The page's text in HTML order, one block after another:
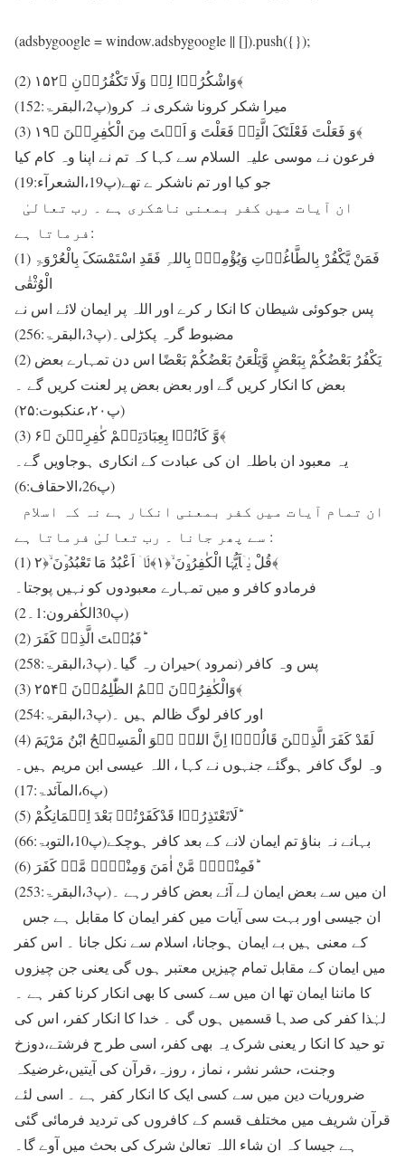
(adsbygoogle = window.adsbygoogle || []).push({});
(2) وَاشْکُرُوۡا لِیۡ وَلَا تَکْفُرُوۡنِ ﴿۱۵۲﴾
میرا شکر کرونا شکری نہ کرو(پ2،البقرۃ:152)
(3) وَ فَعَلْتَ فَعْلَتَکَ الَّتِیۡ فَعَلْتَ وَ اَنۡتَ مِنَ الْکٰفِرِیۡنَ ﴿۱۹﴾
فرعون نے موسی علیہ السلام سے کہا کہ تم نے اپنا وہ کام کیا
جو کیا اور تم ناشکر ے تھے(پ19،الشعرآء:19)
فرماتا ہے:
(1) فَمَنْ یَّکْفُرْ بِالطَّاغُوۡتِ وَیُؤْمِنۡۢ بِاللہِ فَقَدِ اسْتَمْسَکَ بِالْعُرْوَۃِ
الْوُثْقٰی
پس جوکوئی شیطان کا انکا ر کرے اور اللہ پر ایمان لائے اس نے
مضبوط گرہ پکڑلی۔(پ3،البقرۃ:256)
(2) یَکْفُرُ بَعْضُکُمْ بِبَعْضٍ وَّیَلْعَنُ بَعْضُکُمْ بَعْضًا اس دن تمہارے بعض
بعض کا انکار کریں گے اور بعض بعض پر لعنت کریں گے ۔
(پ۲۰،عنکبوت:۲۵)
(3) وَّ کَانُوۡا بِعِبَادَتِہِمْ کٰفِرِیۡنَ ﴿۶﴾
یہ معبود ان باطلہ ان کی عبادت کے انکاری ہوجاویں گے۔
(پ26،الاحقاف:6)
سے پھر جانا ۔ رب تعالیٰ فرماتا ہے :
(1) قُلْ یٰۤاَیُّہَا الْکٰفِرُوۡنَ ۙ﴿۱﴾لَاۤ اَعْبُدُ مَا تَعْبُدُوۡنَ ۙ﴿۲﴾
فرمادو کافر و میں تمہارے معبودوں کو نہیں پوجتا۔
(پ30الکٰفرون:1۔2)
(2) فَبُہِتَ الَّذِیۡ کَفَرَ ؕ
پس وہ کافر (نمرود )حیران رہ گیا۔(پ3،البقرۃ:258)
(3) وَالْکٰفِرُوۡنَ ہُمُ الظّٰلِمُوۡنَ ﴿۲۵۴﴾
اور کافر لوگ ظالم ہیں ۔(پ3،البقرۃ:254)
(4) لَقَدْ کَفَرَ الَّذِیۡنَ قَالُوۡۤا اِنَّ اللہَ ہُوَ الْمَسِیۡحُ ابْنُ مَرْیَمَ
وہ لوگ کافر ہوگئے جنہوں نے کہا ، اللہ عیسی ابن مریم ہیں۔
(پ6،المآئدۃ:17)
(5) لَاتَعْتَذِرُوۡا قَدْکَفَرْتُمۡ بَعْدَ اِیۡمَانِکُمْ ؕ
بہانے نہ بناؤ تم ایمان لانے کے بعد کافر ہوچکے(پ10،التوبۃ:66)
(6) فَمِنْہُمۡ مَّنْ اٰمَنَ وَمِنْہُمۡ مَّنۡ کَفَرَ ؕ
ان میں سے بعض ایمان لے آئے بعض کافر رہے ۔(پ3،البقرۃ:253)
کے معنی ہیں بے ایمان ہوجانا، اسلام سے نکل جانا ۔ اس کفر
میں ایمان کے مقابل تمام چیزیں معتبر ہوں گی یعنی جن چیزوں
کا ماننا ایمان تھا ان میں سے کسی کا بھی انکار کرنا کفر ہے ۔
لہٰذا کفر کی صدہا قسمیں ہوں گی ۔ خدا کا انکار کفر، اس کی
تو حید کا انکا ر یعنی شرک یہ بھی کفر، اسی طر ح فرشتے،دوزخ
وجنت، حشر نشر ، نماز ، روزہ،قرآن کی آیتیں،غرضیکہ
ضروریات دین میں سے کسی ایک کا انکار کفر ہے ۔ اسی لئے
قرآن شریف میں مختلف قسم کے کافروں کی تردید فرمائی گئی
ہے جیسا کہ ان شاء اللہ تعالیٰ شرک کی بحث میں آوے گا۔